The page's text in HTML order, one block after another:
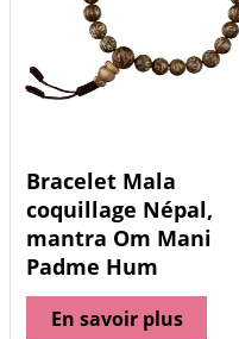
Bracelet Mala
coquillage Népal,
mantra Om Mani
Padme Hum
En savoir plus